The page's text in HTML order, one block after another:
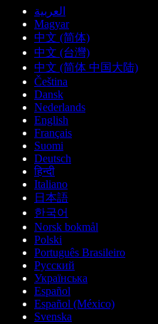
العربية
Magyar
中文 (简体)
中文 (台灣)
中文 (简体 中国大陆)
Čeština
Dansk
Nederlands
English
Français
Suomi
Deutsch
हिन्दी
Italiano
日本語
한국어
Norsk bokmål
Polski
Português Brasileiro
Русский
Українська
Español
Español (México)
Svenska